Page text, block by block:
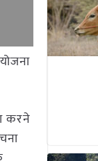
करने